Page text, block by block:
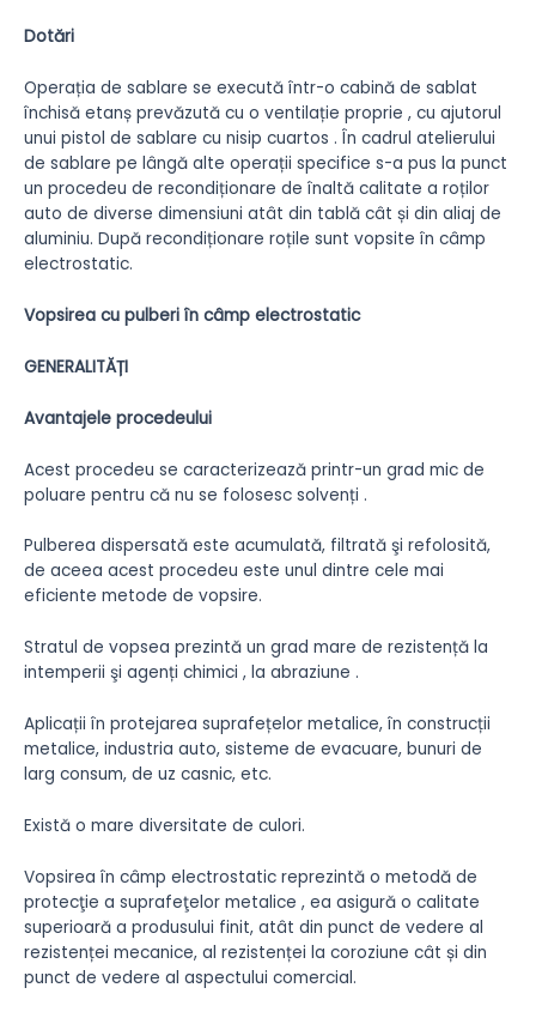
Dotări
Operația de sablare se execută într-o cabină de sablat
închisă etanș prevăzută cu o ventilație proprie , cu ajutorul
unui pistol de sablare cu nisip cuartos . În cadrul atelierului
de sablare pe lângă alte operații specifice s-a pus la punct
un procedeu de recondiționare de înaltă calitate a roților
auto de diverse dimensiuni atât din tablă cât și din aliaj de
aluminiu. După recondiționare roțile sunt vopsite în câmp
electrostatic.
Vopsirea cu pulberi în câmp electrostatic
GENERALITĂȚI
Avantajele procedeului
Acest procedeu se caracterizează printr-un grad mic de
poluare pentru că nu se folosesc solvenți .
Pulberea dispersată este acumulată, filtrată şi refolosită,
de aceea acest procedeu este unul dintre cele mai
eficiente metode de vopsire.
Stratul de vopsea prezintă un grad mare de rezistență la
intemperii şi agenți chimici , la abraziune .
Aplicații în protejarea suprafețelor metalice, în construcții
metalice, industria auto, sisteme de evacuare, bunuri de
larg consum, de uz casnic, etc.
Există o mare diversitate de culori.
Vopsirea în câmp electrostatic reprezintă o metodă de
protecţie a suprafeţelor metalice , ea asigură o calitate
superioară a produsului finit, atât din punct de vedere al
rezistenței mecanice, al rezistenței la coroziune cât și din
punct de vedere al aspectului comercial.